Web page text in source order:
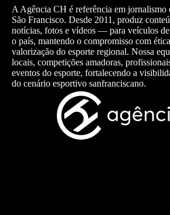
A Agência CH é referência em jornalismo
São Francisco. Desde 2011, produz
notícias, fotos e vídeos — para veículos
o país, mantendo o compromisso com
valorização do esporte regional. Nossa
locais, competições amadoras,
eventos do esporte, fortalecendo a
do cenário esportivo sanfranciscano.